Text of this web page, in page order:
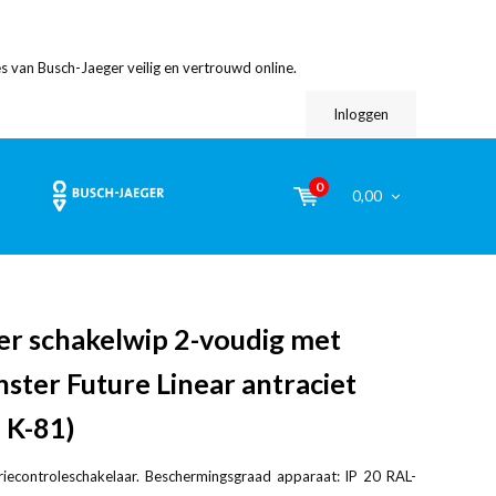
van Busch-Jaeger veilig en vertrouwd online.
Inloggen
0
0,00
schakelwip 2-voudig met
Future Linear antraciet
81)
Beschermingsgraad apparaat: IP 20 RAL-